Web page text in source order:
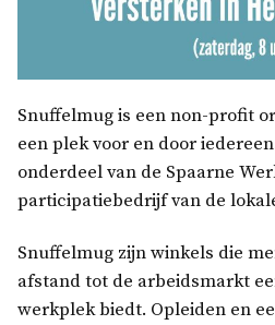
Snuffelmug is een non-profit
een plek voor en door
onderdeel van de Spaarne
participatiebedrijf van de
Snuffelmug zijn winkels die
afstand tot de arbeidsmarkt
werkplek biedt. Opleiden en